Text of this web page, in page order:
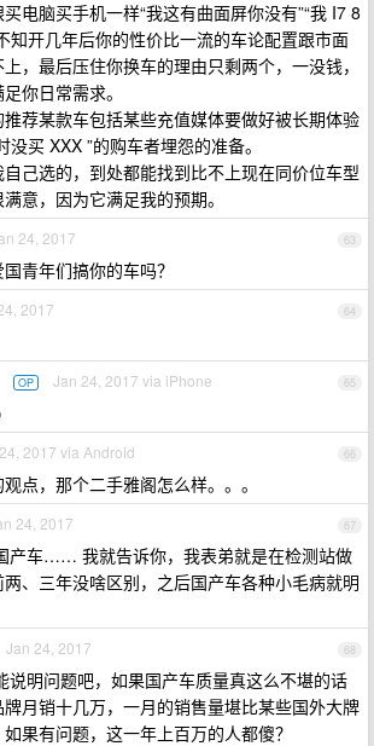
电脑买手机一样“我这有曲面屏你没有”“我 I7 8
知开几年后你的性价比一流的车论配置跟市面
上，最后压住你换车的理由只剩两个，一没钱，
你日常需求。
荐某款车包括某些充值媒体要做好被长期体验
没买 XXX ”的购车者埋怨的准备。
己选的，到处都能找到比不上现在同价位车型
意，因为它满足我的预期。
63
24, 2017
青年们搞你的车吗？
64
2017
65
OP Jan 24, 2017 via iPhone
66
2017 via Android
点，那个二手雅阁怎么样。。。
67
24, 2017
产车…… 我就告诉你，我表弟就是在检测站做
、三年没啥区别，之后国产车各种小毛病就明
68
Jan 24, 2017
说明问题吧，如果国产车质量真这么不堪的话
月销十几万，一月的销售量堪比某些国外大牌
果有问题，这一年上百万的人都傻？